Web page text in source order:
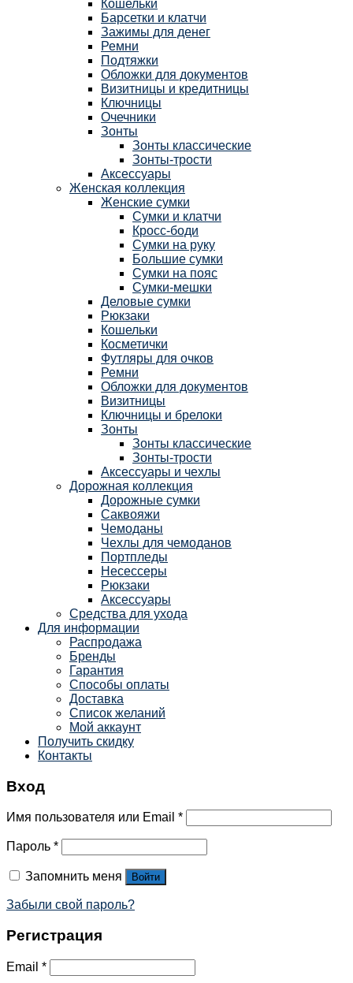
Кошельки
Барсетки и клатчи
Зажимы для денег
Ремни
Подтяжки
Обложки для документов
Визитницы и кредитницы
Ключницы
Очечники
Зонты
Зонты классические
Зонты-трости
Аксессуары
Женская коллекция
Женские сумки
Сумки и клатчи
Кросс-боди
Сумки на руку
Большие сумки
Сумки на пояс
Сумки-мешки
Деловые сумки
Рюкзаки
Кошельки
Косметички
Футляры для очков
Ремни
Обложки для документов
Визитницы
Ключницы и брелоки
Зонты
Зонты классические
Зонты-трости
Аксессуары и чехлы
Дорожная коллекция
Дорожные сумки
Саквояжи
Чемоданы
Чехлы для чемоданов
Портпледы
Несессеры
Рюкзаки
Аксессуары
Средства для ухода
Для информации
Распродажа
Бренды
Гарантия
Способы оплаты
Доставка
Список желаний
Мой аккаунт
Получить скидку
Контакты
Вход
Имя пользователя или Email *
Пароль *
Запомнить меня Войти
Забыли свой пароль?
Регистрация
Email *